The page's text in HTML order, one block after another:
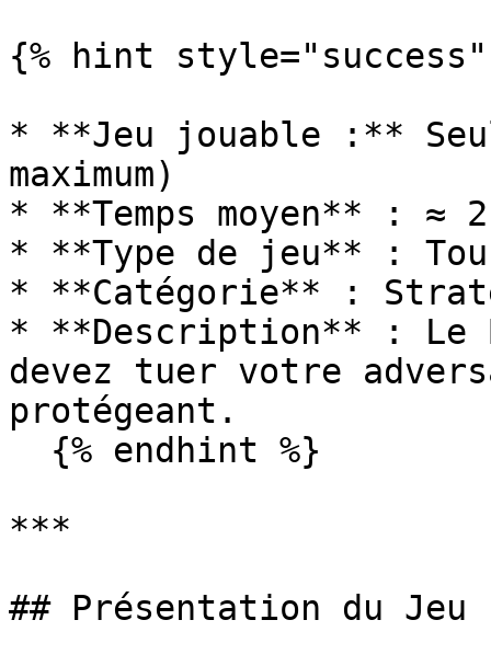
{% hint style="success"
* **Jeu jouable :**
maximum)
* **Temps moyen** : ≈
* **Type de jeu** :
* **Catégorie** :
* **Description** : Le
devez tuer votre
protégeant.
***
## Présentation du Jeu